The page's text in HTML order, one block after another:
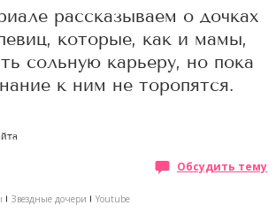
рассказываем о дочках
которые, как и мамы,
сольную карьеру, но пока
к ним не торопятся.
Обсудить тему
Звездные дочери Youtube